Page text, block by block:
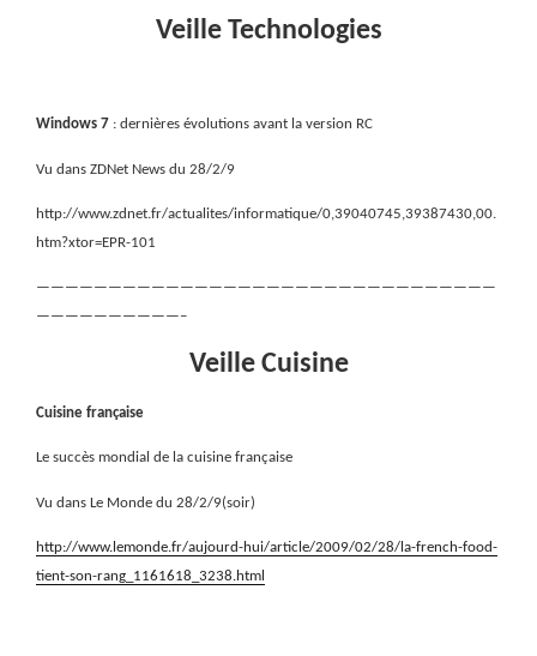
Veille Technologies
Windows 7 : dernières évolutions avant la version RC
Vu dans ZDNet News du 28/2/9
http://www.zdnet.fr/actualites/informatique/0,39040745,39387430,00.
htm?xtor=EPR-101
————————————————————————————————
——————————–
Veille Cuisine
Cuisine française
Le succès mondial de la cuisine française
Vu dans Le Monde du 28/2/9(soir)
http://www.lemonde.fr/aujourd-hui/article/2009/02/28/la-french-food-
tient-son-rang_1161618_3238.html